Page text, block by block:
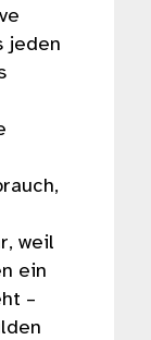
jeden
weil
ein
–